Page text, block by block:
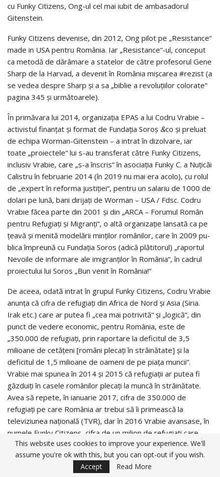
cu Funky Citizens, Ong-ul cel mai iubit de ambasadorul
Gitenstein.
Funky Citizens devenise, din 2012, Ong pilot pe „Resistance“
made in USA pen­tru România. Iar „Resistance“-ul, conceput
ca metodă de dărâ­ma­­­re a statelor de către profesorul Gene
Sharp de la Harvad, a devenit în România mişcarea #rezist (a
se vedea despre Sharp şi a sa „biblie a re­vo­lu­ţi­ilor colorate“
pagina 345 şi următoarele).
În primăvara lui 2014, organizaţia EPAS a lui Codru Vrabie –
acti­vis­­tul finanţat şi format de Fundaţia Soroş &co şi preluat
de echipa Worman-Gitenstein – a intrat în dizolvare, iar
toate „proiectele“ lui s-au transferat că­tre Funky Citizens,
inclusiv Vrabie, care „s-a înscris“ în asociaţia Funky C. a Nuţicăi
Calistru în februarie 2014 (în 2019 nu mai era acolo), cu rolul
de „expert în reforma justiţiei“, pentru un salariu de 1000 de
dolari pe lună, bani dirijaţi de Worman – USA / Fdsc. Codru
Vrabie făcea parte din 2001 şi din „ARCA – Forumul Român
pentru Refugiaţi şi Migranţi“, o altă organiza­ţie lansată ca pe
ţeavă şi menită modelării minţilor românilor, care în 2009 pu­
bli­ca împreună cu Fundaţia Soros (adică plătitorul) „rapor­tul
Nevoile de in­for­­ma­­re ale imigranţilor în România“, în cadrul
proiectului lui Soros „Bun venit în România!“
De aceea, odată intrat în grupul Funky Citizens, Codru Vrabie
anun­ţa că cifra de refugiaţi din Africa de Nord şi Asia (Siria.
Irak etc.) care ar putea fi „cea mai potrivită“ şi „logică“, din
punct de vedere economic, pen­tru România, este de
„350.000 de refugiaţi, prin raportare la deficitul de 3,5
milioane de cetăţeni [români plecaţi în străinătate] şi la
deficitul de 1,5 mi­lioane de oameni de pe piaţa muncii“.
Vrabie mai spunea în 2014 şi 2015 că refugiaţii ar putea fi
găzduiţi în casele românilor plecaţi la muncă în stră­inătate.
Avea să repete, în ianuarie 2017, cifra de 350.000 de
refugiaţi pe care România ar trebui să îi primească la
televiziunea naţională (TVR), dar în 2016 Vrabie avansase, în
numele Funky Citizens, cifra de un milion de refugiaţi care
trebuie primiţi de România, „ca să ne reparăm economia“.
Dar această poziţie pro-emigraţionism în România, era una a
This website uses cookies to improve your experience. We'll
assume you're ok with this, but you can opt-out if you wish.
Accept
Read More